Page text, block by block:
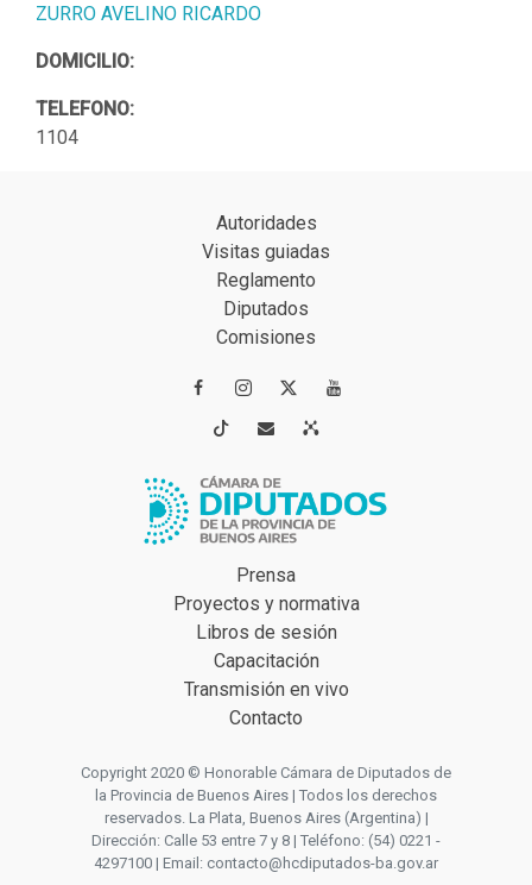
ZURRO AVELINO RICARDO
DOMICILIO:
TELEFONO:
1104
Autoridades
Visitas guiadas
Reglamento
Diputados
Comisiones
 
 
Prensa
Proyectos y normativa
Libros de sesión
Capacitación
Transmisión en vivo
Contacto
Copyright 2020 © Honorable Cámara de Diputados de
la Provincia de Buenos Aires | Todos los derechos
reservados. La Plata, Buenos Aires (Argentina) |
Dirección: Calle 53 entre 7 y 8 | Teléfono: (54) 0221 -
4297100 | Email: contacto@hcdiputados-ba.gov.ar